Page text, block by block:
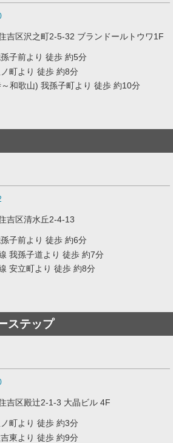
吉区沢之町2-5-32 ブランドールトウワ1F
子前より 徒歩 約5分
町より 徒歩 約8分
和歌山) 我孫子町より 徒歩 約10分
吉区清水丘2-4-13
子前より 徒歩 約6分
我孫子道より 徒歩 約7分
安立町より 徒歩 約8分
ステップ
吉区殿辻2-1-3 大晶ビル 4F
町より 徒歩 約3分
東より 徒歩 約9分